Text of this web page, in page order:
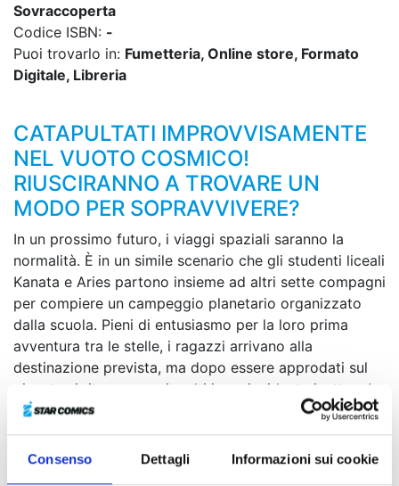
Consenso Dettagli Informazioni sui cookie
Sovraccoperta
Codice ISBN: -
Puoi trovarlo in: Fumetteria, Online store, Formato
Digitale, Libreria
CATAPULTATI IMPROVVISAMENTE
NEL VUOTO COSMICO!
RIUSCIRANNO A TROVARE UN
MODO PER SOPRAVVIVERE?
In un prossimo futuro, i viaggi spaziali saranno la
normalità. È in un simile scenario che gli studenti liceali
Kanata e Aries partono insieme ad altri sette compagni
per compiere un campeggio planetario organizzato
dalla scuola. Pieni di entusiasmo per la loro prima
avventura tra le stelle, i ragazzi arrivano alla
destinazione prevista, ma dopo essere approdati sul
pianeta si ritrovano coinvolti in un incidente inatteso!
Sarà l’inizio di un’odissea fantascientifica che li vedrà
protagonisti di un’acerrima lotta per la sopravvivenza
negli spazi siderali, nel disperato tentativo di ritornare